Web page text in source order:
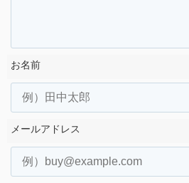
お名前
メールアドレス